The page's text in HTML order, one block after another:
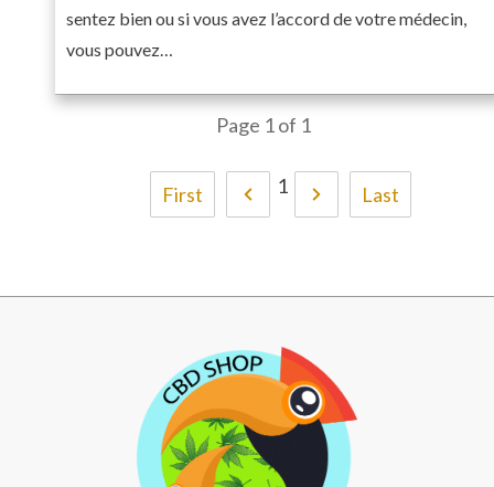
sentez bien ou si vous avez l’accord de votre médecin,
vous pouvez…
Page 1of 1
First 1 Last